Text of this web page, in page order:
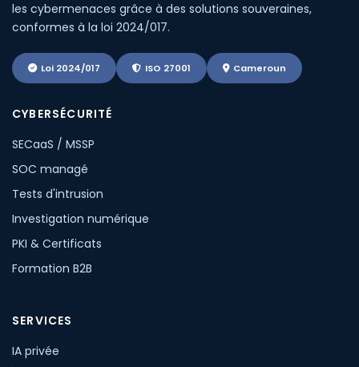
les cybermenaces grâce à des solutions souveraines,
conformes à la loi 2024/017.
Loi 2024/017 ISO 27001 Cameroun
CYBERSÉCURITÉ
SECaaS / MSSP
SOC managé
Tests d'intrusion
Investigation numérique
PKI & Certificats
Formation B2B
SERVICES
IA privée